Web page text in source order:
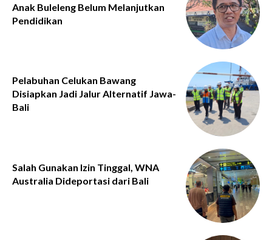
Anak Buleleng Belum Melanjutkan
Pendidikan
Pelabuhan Celukan Bawang
Disiapkan Jadi Jalur Alternatif Jawa-
Bali
Salah Gunakan Izin Tinggal, WNA
Australia Dideportasi dari Bali